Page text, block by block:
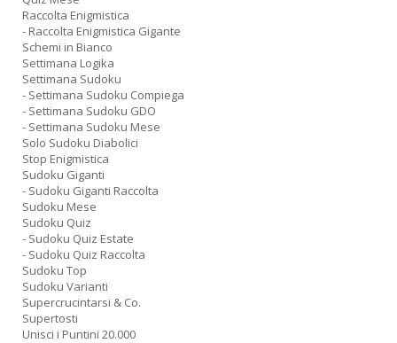
Raccolta Enigmistica
- Raccolta Enigmistica Gigante
Schemi in Bianco
Settimana Logika
Settimana Sudoku
- Settimana Sudoku Compiega
- Settimana Sudoku GDO
- Settimana Sudoku Mese
Solo Sudoku Diabolici
Stop Enigmistica
Sudoku Giganti
- Sudoku Giganti Raccolta
Sudoku Mese
Sudoku Quiz
- Sudoku Quiz Estate
- Sudoku Quiz Raccolta
Sudoku Top
Sudoku Varianti
Supercrucintarsi & Co.
Supertosti
Unisci i Puntini 20.000